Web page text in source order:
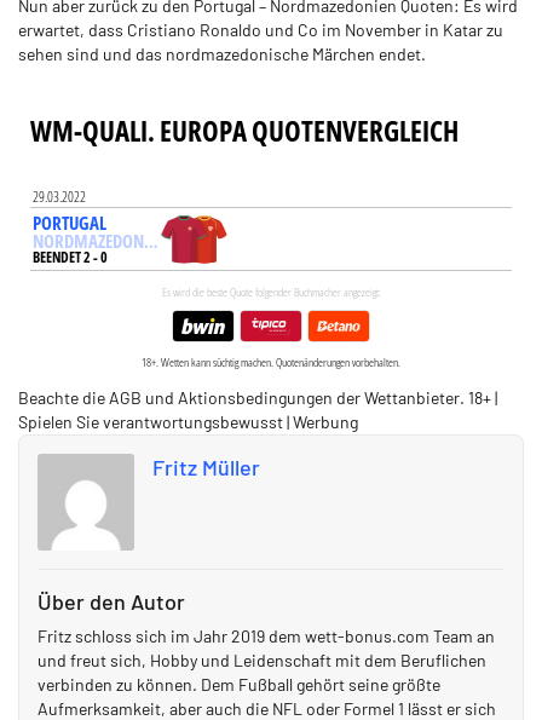
Nun aber zurück zu den Portugal – Nordmazedonien Quoten: Es wird
erwartet, dass Cristiano Ronaldo und Co im November in Katar zu
sehen sind und das nordmazedonische Märchen endet.
Beachte die AGB und Aktionsbedingungen der Wettanbieter. 18+ |
Spielen Sie verantwortungsbewusst | Werbung
Fritz Müller
Über den Autor
Fritz schloss sich im Jahr 2019 dem wett-bonus.com Team an
und freut sich, Hobby und Leidenschaft mit dem Beruflichen
verbinden zu können. Dem Fußball gehört seine größte
Aufmerksamkeit, aber auch die NFL oder Formel 1 lässt er sich